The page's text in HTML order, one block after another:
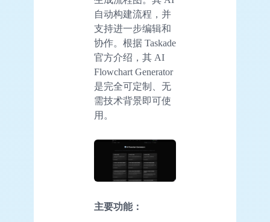
自动构建流程，并
支持进一步编辑和
协作。根据 Taskade
官方介绍，其 AI
Flowchart Generator
是完全可定制、无
需技术背景即可使
用。
主要功能：